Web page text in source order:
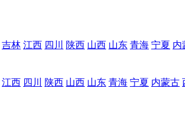
吉林 江西 四川 陕西 山西 山东 青海 宁夏 内
江西 四川 陕西 山西 山东 青海 宁夏 内蒙古